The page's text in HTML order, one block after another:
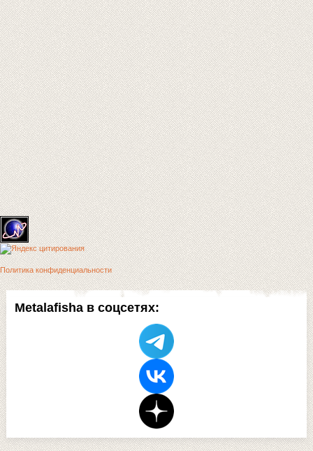
Metalafisha в соцсетях:
Политика конфиденциальности